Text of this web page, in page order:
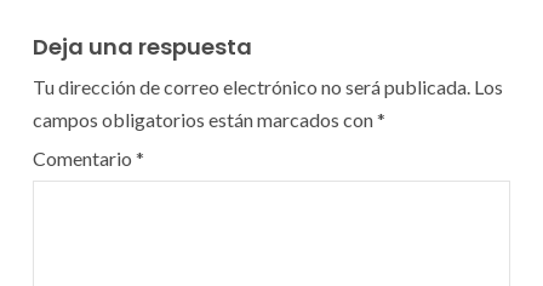
Deja una respuesta
Tu dirección de correo electrónico no será publicada. Los
campos obligatorios están marcados con*
Comentario *